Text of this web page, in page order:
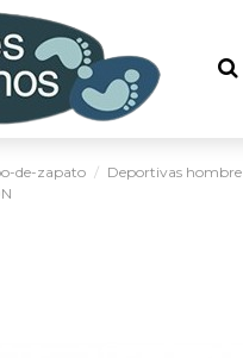
de-zapato
Deportivas hombre